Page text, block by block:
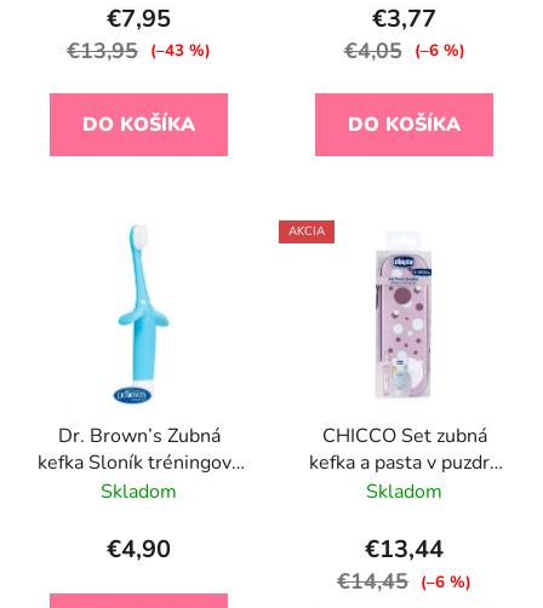
€7,95
€13,95 (–43 %)
DO KOŠÍKA
€3,77
€4,05 (–6 %)
DO KOŠÍKA
Dr. Brown’s Zubná
kefka Sloník tréningová
modrá
Skladom
€4,90
AKCIA
CHICCO Set zubná
kefka a pasta v puzdre
Always smiling - lilac,
Skladom
€13,44
€14,45 (–6 %)